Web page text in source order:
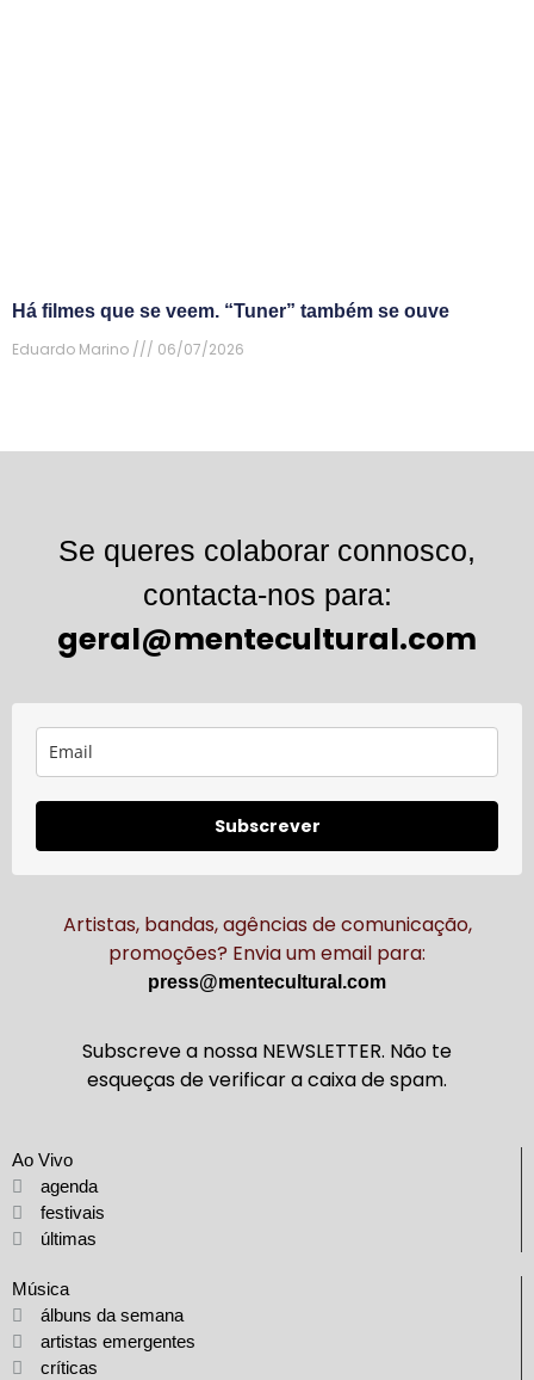
Há filmes que se veem. “Tuner” também se ouve
Eduardo Marino
06/07/2026
Se queres colaborar connosco,
contacta-nos para:
geral@mentecultural.com
Subscrever
Artistas, bandas, agências de comunicação,
promoções? Envia um email para:
press@mentecultural.com
Subscreve a nossa NEWSLETTER. Não te
esqueças de verificar a caixa de spam.
Ao Vivo
agenda
festivais
últimas
Música
álbuns da semana
artistas emergentes
críticas